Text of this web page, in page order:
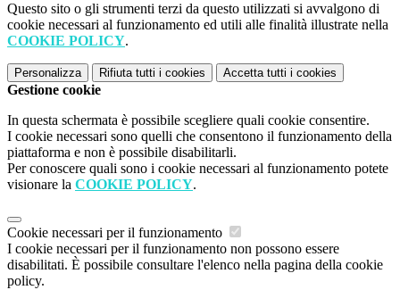
Questo sito o gli strumenti terzi da questo utilizzati si avvalgono di
cookie necessari al funzionamento ed utili alle finalità illustrate nella
COOKIE POLICY.
Personalizza Rifiuta tutti i cookies Accetta tutti i cookies
Gestione cookie
In questa schermata è possibile scegliere quali cookie consentire.
I cookie necessari sono quelli che consentono il funzionamento della
piattaforma e non è possibile disabilitarli.
Per conoscere quali sono i cookie necessari al funzionamento potete
visionare la COOKIE POLICY.
Cookie necessari per il funzionamento
I cookie necessari per il funzionamento non possono essere
disabilitati. È possibile consultare l'elenco nella pagina della cookie
policy.